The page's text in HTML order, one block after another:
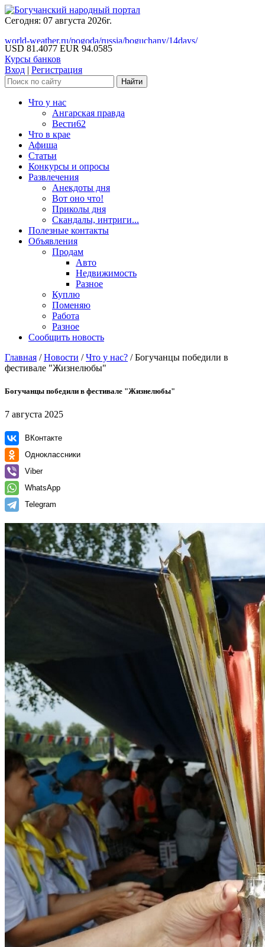
Сегодня: 07 августа 2026г.
world-weather.ru/pogoda/russia/boguchany/14days/
USD 81.4077 EUR 94.0585
Курсы банков
Вход | Регистрация
Что у нас
Ангарская правда
Вести62
Что в крае
Афиша
Статьи
Конкурсы и опросы
Развлечения
Анекдоты дня
Вот оно что!
Приколы дня
Скандалы, интриги...
Полезные контакты
Объявления
Продам
Авто
Недвижимость
Разное
Куплю
Поменяю
Работа
Разное
Сообщить новость
Главная /Новости /Что у нас? /Богучанцы победили в
фестивале "Жизнелюбы"
Богучанцы победили в фестивале "Жизнелюбы"
7 августа 2025
ВКонтакте
Одноклассники
Viber
WhatsApp
Telegram